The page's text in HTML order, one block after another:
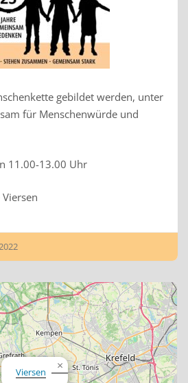
gebildet werden, unter
für Menschenwürde und
11.00-13.00 Uhr
Viersen ×